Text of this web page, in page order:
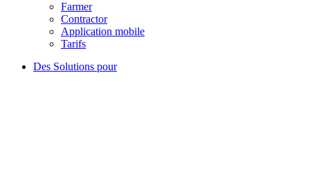
Farmer
Contractor
Application mobile
Tarifs
Des Solutions pour